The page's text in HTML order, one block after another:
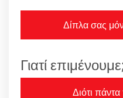
Δίπλα σας
Γιατί
Διότι